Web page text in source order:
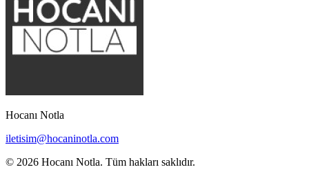
Hocanı Notla
iletisim@hocaninotla.com
© 2026 Hocanı Notla. Tüm hakları saklıdır.